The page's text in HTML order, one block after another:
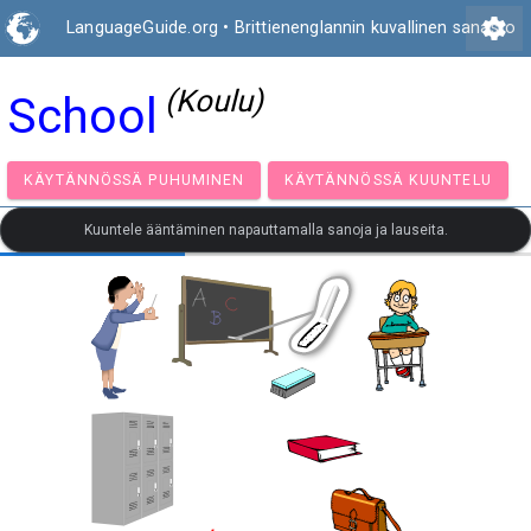
LanguageGuide.org • Brittienenglannin kuvallinen sanasto
settings
School (Koulu)
KÄYTÄNNÖSSÄ PUHUMINEN KÄYTÄNNÖSSÄ
Kuuntele ääntäminen napauttamalla sanoja ja lauseita.